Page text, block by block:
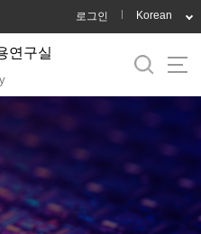
로그인 Korean
연구실